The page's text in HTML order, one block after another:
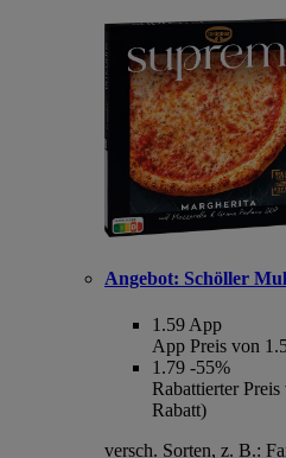
Angebot: Schöller
1.59 App
App Preis von
1.79 -55%
Rabattierter
Rabatt)
versch. Sorten, z. B.: